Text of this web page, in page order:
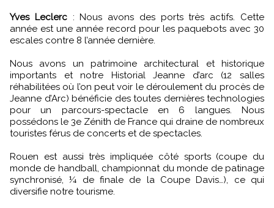
Yves Leclerc: Nous avons des ports très actifs. Cette
année est une année record pour les paquebots avec 30
escales contre 8 l’année dernière.
Nous avons un patrimoine architectural et historique
importants et notre Historial Jeanne d’arc (12 salles
réhabilitées où l’on peut voir le déroulement du procès de
Jeanne d’Arc) bénéficie des toutes dernières technologies
pour un parcours-spectacle en 6 langues. Nous
possédons le 3e Zénith de France qui draine de nombreux
touristes férus de concerts et de spectacles.
Rouen est aussi très impliquée côté sports (coupe du
monde de handball, championnat du monde de patinage
synchronisé, ¼ de finale de la Coupe Davis…), ce qui
diversifie notre tourisme.